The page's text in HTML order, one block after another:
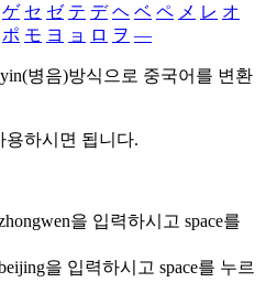
ゲ セ ゼ テ デ ヘ ベ ペ メ レ オ
ポ モ ヨ ョ ロ ヲ ―
병음)방식으로 중국어를 변환
용하시면 됩니다.
을 입력하시고 space를
을 입력하시고 space를 누르